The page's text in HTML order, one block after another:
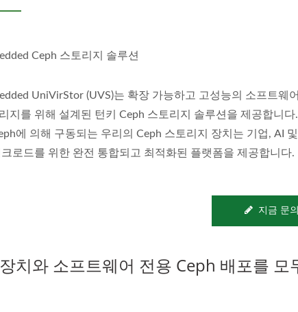
Ceph 스토리지 솔루션
UniVirStor (UVS)는 확장 가능하고 고성능의 소프트웨
지를 위해 설계된 턴키 Ceph 스토리지 솔루션을 제공합니다
에 의해 구동되는 우리의 Ceph 스토리지 장치는 기업, AI
크로드를 위한 완전 통합되고 최적화된 플랫폼을 제공합니다.
지금 문의
치와 소프트웨어 전용 Ceph 배포를 모